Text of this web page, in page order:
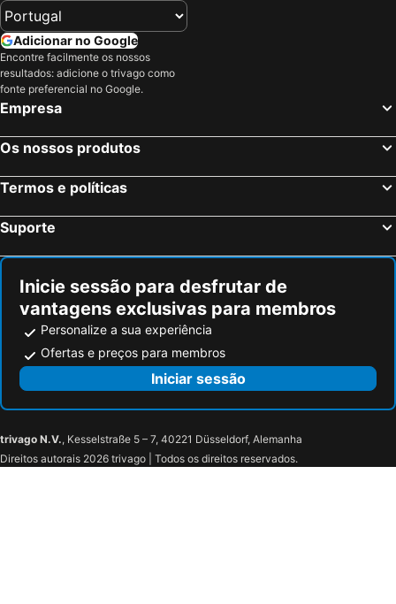
Hotéis em Ibiza
Hotéis em Serra da Estrela
Hotéis em Costa da Luz
Hotéis em Gran Canaria
Hotéis em Costa de Almería
Adicionar no Google
Encontre facilmente os nossos
resultados: adicione o trivago como
fonte preferencial no Google.
Empresa
Os nossos produtos
Termos e políticas
Suporte
Inicie sessão para desfrutar de
vantagens exclusivas para membros
Personalize a sua experiência
Ofertas e preços para membros
Iniciar sessão
trivago N.V., Kesselstraße 5 – 7, 40221 Düsseldorf, Alemanha
Direitos autorais 2026 trivago | Todos os direitos reservados.